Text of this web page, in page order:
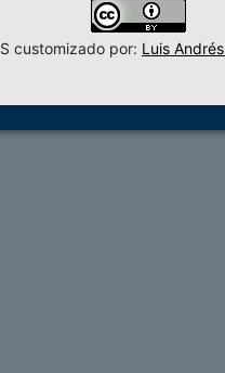
customizado por: Luis